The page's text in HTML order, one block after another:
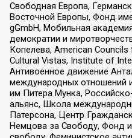
Свободная Европа,
Восточной Европы, Фонд
gGmbH, Мобильная
демократии и
Копелева, American
Cultural Vistas, Institute of
Антивоенное движение
международных отношений
им Питера Мунка,
альянс, Школа
Патерсона, Центр
Немцова за Свободу, Фонд